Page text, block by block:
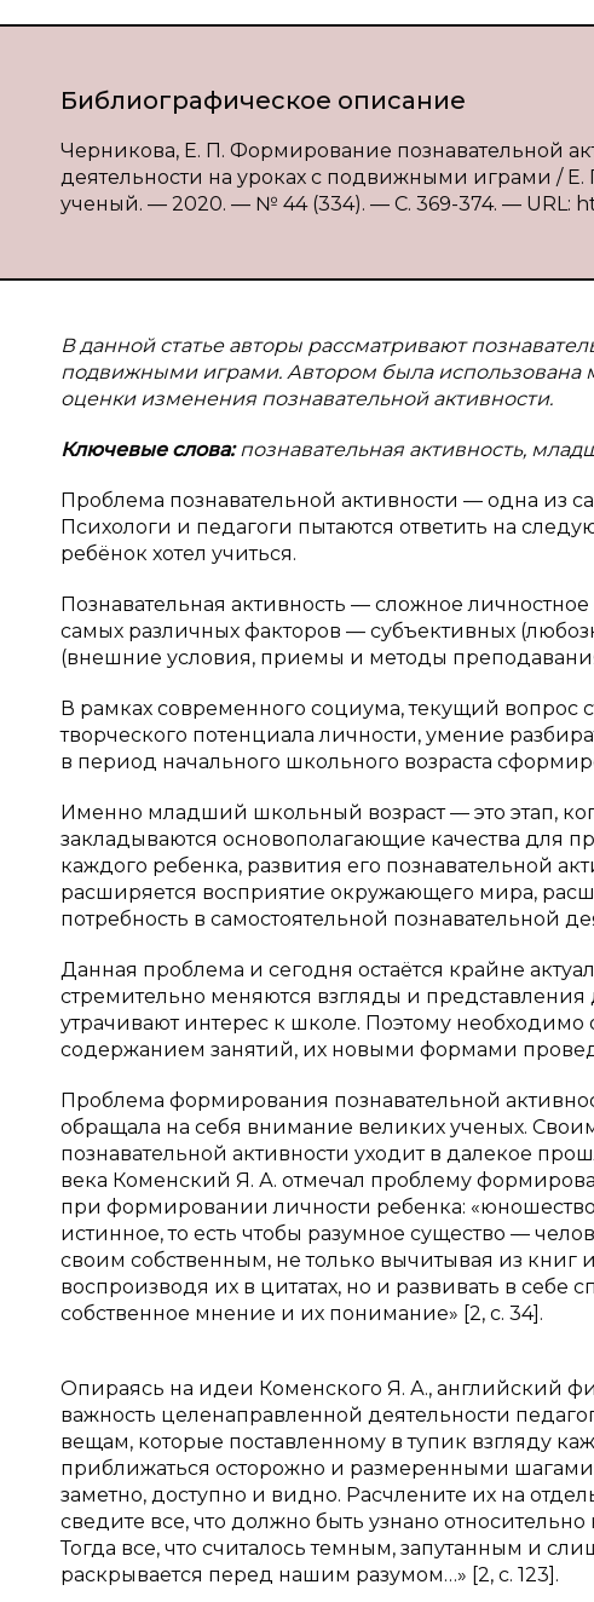
Библиографическое описание
Черникова, Е. П. Формирование познавательной
деятельности на уроках с подвижными играми /
ученый. — 2020. — № 44 (334). — С. 369-374. — URL:
В данной статье авторы рассматривают
подвижными играми. Автором была использована
оценки изменения познавательной активности.
Ключевые слова:познавательная активность,
Проблема познавательной активности — одна из
Психологи и педагоги пытаются ответить на
ребёнок хотел учиться.
Познавательная активность — сложное
самых различных факторов — субъективных
(внешние условия, приемы и методы
В рамках современного социума, текущий вопрос
творческого потенциала личности, умение
в период начального школьного возраста
Именно младший школьный возраст — это этап,
закладываются основополагающие качества для
каждого ребенка, развития его познавательной
расширяется восприятие окружающего мира,
потребность в самостоятельной познавательной
Данная проблема и сегодня остаётся крайне
стремительно меняются взгляды и
утрачивают интерес к школе. Поэтому
содержанием занятий, их новыми формами
Проблема формирования познавательной
обращала на себя внимание великих ученых.
познавательной активности уходит в далекое
века Коменский Я. А. отмечал проблему
при формировании личности ребенка:
истинное, то есть чтобы разумное существо —
своим собственным, не только вычитывая из
воспроизводя их в цитатах, но и развивать в себе
собственное мнение и их понимание» [2, с. 34].
Опираясь на идеи Коменского Я. А., английский
важность целенаправленной деятельности
вещам, которые поставленному в тупик взгляду
приближаться осторожно и размеренными шагами
заметно, доступно и видно. Расчлените их на
сведите все, что должно быть узнано
Тогда все, что считалось темным, запутанным и
раскрывается перед нашим разумом…» [2, с. 123].